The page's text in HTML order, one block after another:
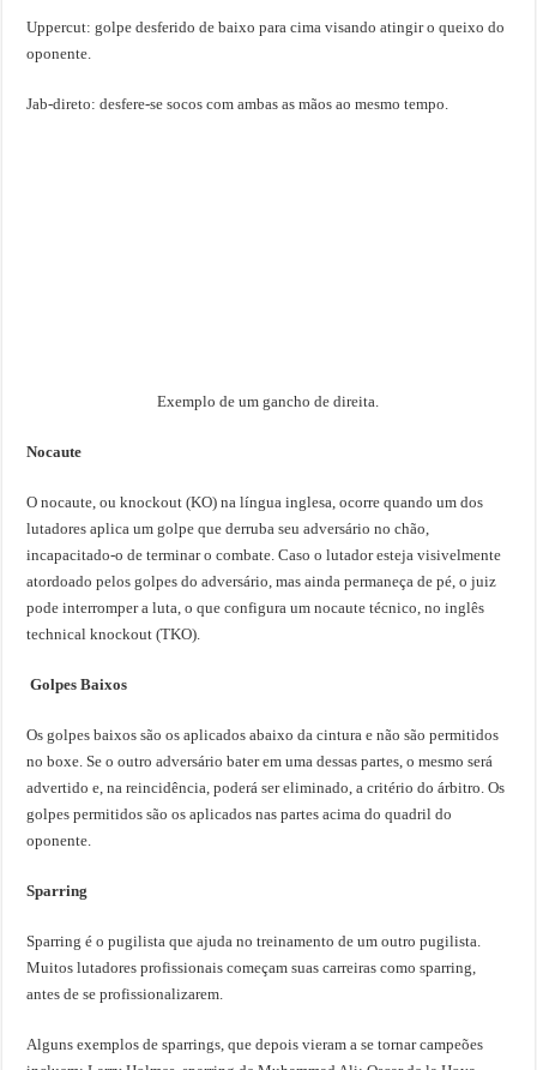
Uppercut: golpe desferido de baixo para cima visando atingir o queixo do
oponente.
Jab-direto: desfere-se socos com ambas as mãos ao mesmo tempo.
Exemplo de um gancho de direita.
Nocaute
O nocaute, ou knockout (KO) na língua inglesa, ocorre quando um dos
lutadores aplica um golpe que derruba seu adversário no chão,
incapacitado-o de terminar o combate. Caso o lutador esteja visivelmente
atordoado pelos golpes do adversário, mas ainda permaneça de pé, o juiz
pode interromper a luta, o que configura um nocaute técnico, no inglês
technical knockout (TKO).
Golpes Baixos
Os golpes baixos são os aplicados abaixo da cintura e não são permitidos
no boxe. Se o outro adversário bater em uma dessas partes, o mesmo será
advertido e, na reincidência, poderá ser eliminado, a critério do árbitro. Os
golpes permitidos são os aplicados nas partes acima do quadril do
oponente.
Sparring
Sparring é o pugilista que ajuda no treinamento de um outro pugilista.
Muitos lutadores profissionais começam suas carreiras como sparring,
antes de se profissionalizarem.
Alguns exemplos de sparrings, que depois vieram a se tornar campeões